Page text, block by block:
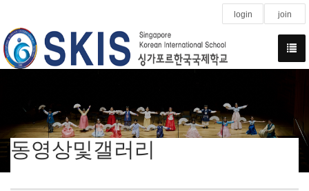
login join
동영상및갤러리